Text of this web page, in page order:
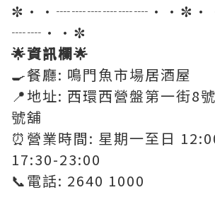
┈┈••✼
🌟資訊欄🌟
🍳餐廳: 鳴門魚市場居酒屋
📍地址: 西環西營盤第一街8
號舖
⏰營業時間: 星期一至日
17:30-23:00
📞電話: 2640 1000